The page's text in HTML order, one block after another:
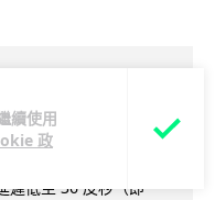
續使用
政
搜尋速度提升
雲端
模擬存內搜尋」晶片，
遲低至 36 皮秒（即